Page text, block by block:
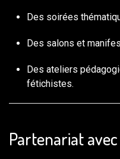
Des soirées
Des salons et
Des ateliers
fétichistes.
Partenariat